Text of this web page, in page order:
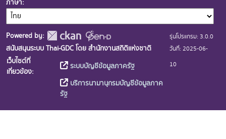
ภาษา
Powered by:
สนับสนุนระบบ Thai-GDC โดย สำนักงานสถิติแห่งชาติ
เว็บไซต์ที่
เกี่ยวข้อง:
ระบบบัญชีข้อมูลภาครัฐ
บริการนามานุกรมบัญชีข้อมูลภาค
รัฐ
รุ่นโปรแกรม: 3.0.0
วันที่: 2025-06-
10